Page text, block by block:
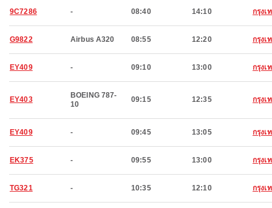
9C7286 - 08:40 14:10 กรุงเ
G9822 Airbus A320 08:55 12:20 กรุงเ
EY409 - 09:10 13:00 กรุงเ
EY403
BOEING 787-
10
09:15 12:35 กรุงเ
EY409 - 09:45 13:05 กรุงเ
EK375 - 09:55 13:00 กรุงเ
TG321 - 10:35 12:10 กรุงเ